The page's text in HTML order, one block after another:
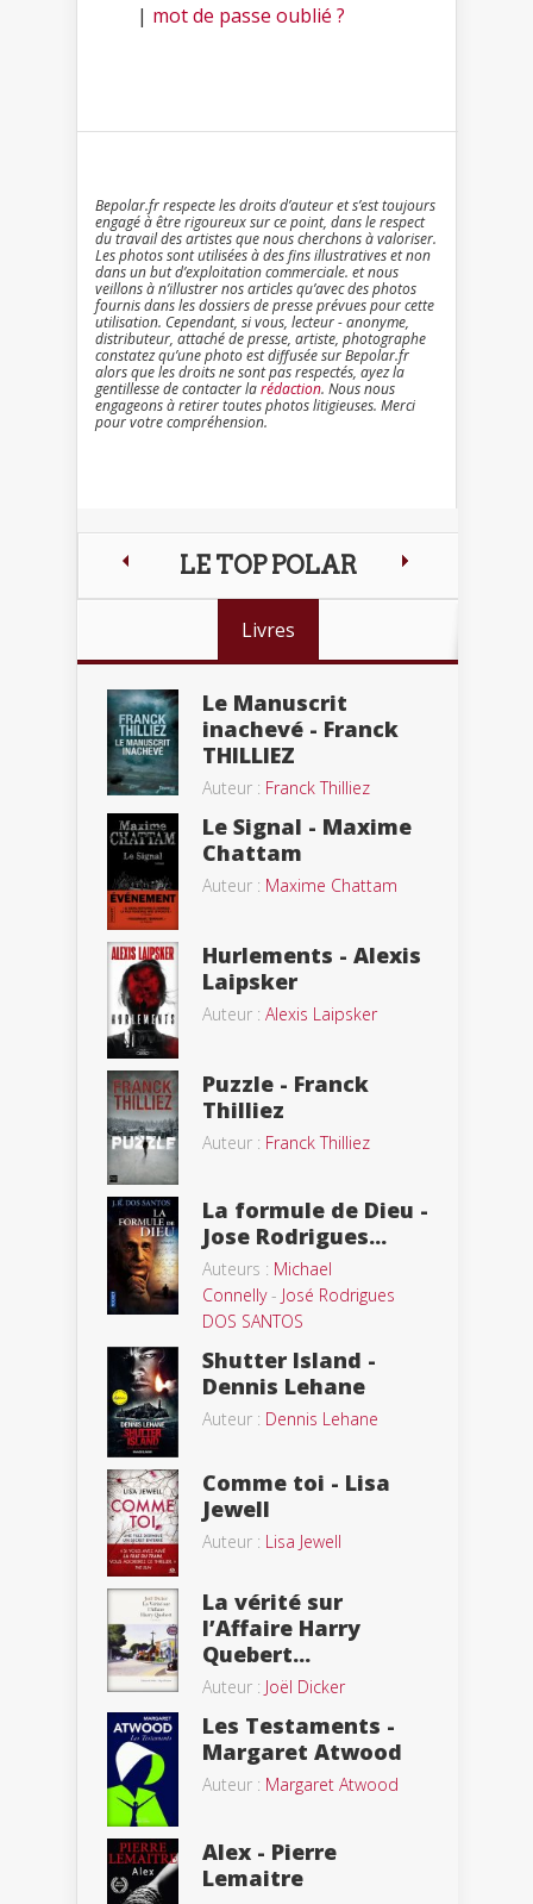
| mot de passe oublié ?
Bepolar.fr respecte les droits d’auteur et s’est toujours
engagé à être rigoureux sur ce point, dans le respect
du travail des artistes que nous cherchons à valoriser.
Les photos sont utilisées à des fins illustratives et non
dans un but d’exploitation commerciale. et nous
veillons à n’illustrer nos articles qu’avec des photos
fournis dans les dossiers de presse prévues pour cette
utilisation. Cependant, si vous, lecteur - anonyme,
distributeur, attaché de presse, artiste, photographe
constatez qu’une photo est diffusée sur Bepolar.fr
alors que les droits ne sont pas respectés, ayez la
gentillesse de contacter larédaction. Nous nous
engageons à retirer toutes photos litigieuses. Merci
pour votre compréhension.
LE TOP POLAR
Livres
Le Manuscrit
inachevé - Franck
THILLIEZ
Auteur : Franck Thilliez
Le Signal - Maxime
Chattam
Auteur : Maxime Chattam
Hurlements - Alexis
Laipsker
Auteur : Alexis Laipsker
Puzzle - Franck
Thilliez
Auteur : Franck Thilliez
La formule de Dieu -
Jose Rodrigues...
Auteurs : Michael
Connelly- José Rodrigues
DOS SANTOS
Shutter Island -
Dennis Lehane
Auteur : Dennis Lehane
Comme toi - Lisa
Jewell
Auteur : Lisa Jewell
La vérité sur
l’Affaire Harry
Quebert...
Auteur : Joël Dicker
Les Testaments -
Margaret Atwood
Auteur : Margaret Atwood
Alex - Pierre
Lemaitre